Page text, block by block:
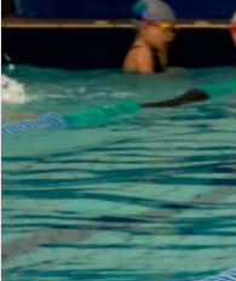
INSTITUCIONAL